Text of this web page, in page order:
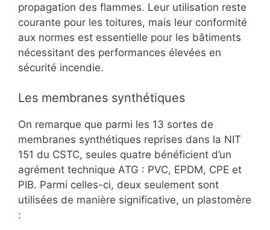
propagation des flammes. Leur utilisation reste
courante pour les toitures, mais leur conformité
aux normes est essentielle pour les bâtiments
nécessitant des performances élevées en
sécurité incendie.
Les membranes synthétiques
On remarque que parmi les 13 sortes de
membranes synthétiques reprises dans la NIT
151 du CSTC, seules quatre bénéficient d’un
agrément technique ATG : PVC, EPDM, CPE et
PIB. Parmi celles-ci, deux seulement sont
utilisées de manière significative, un plastomère
: